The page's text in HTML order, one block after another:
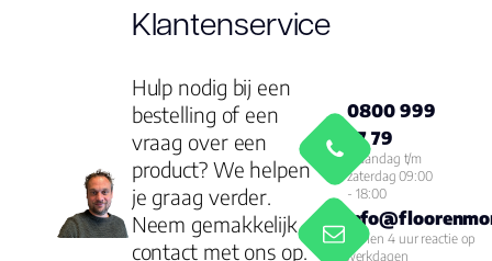
Klantenservice
Hulp nodig bij een
bestelling of een
vraag over een
product? We helpen
je graag verder.
Neem gemakkelijk
contact met ons op.
0800 999
77 79
Maandag t/m
zaterdag 09:00
- 18:00
Binnen 4 uur reactie op
werkdagen